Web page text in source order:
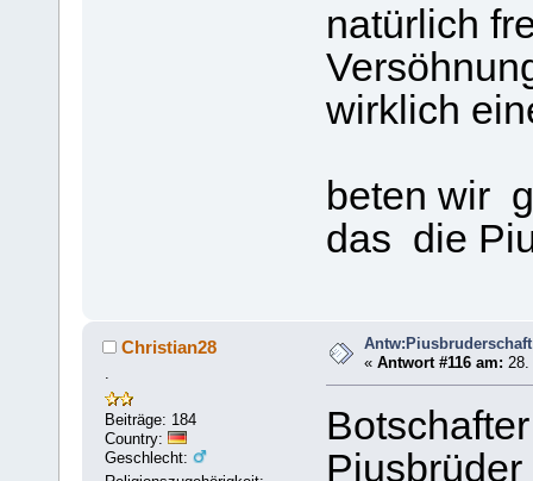
natürlich
wirklich
beten wir
das die
Christian28
.
Beiträge: 184
Country:
Geschlecht:
«Antwort #116 am: 28.